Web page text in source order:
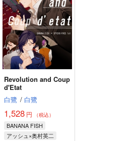
Revolution and Coup
d'Etat
白鷺 / 白鷺
1,528 円 （税込）
BANANA FISH
アッシュ×奥村英二